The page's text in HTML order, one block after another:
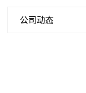
公司动态